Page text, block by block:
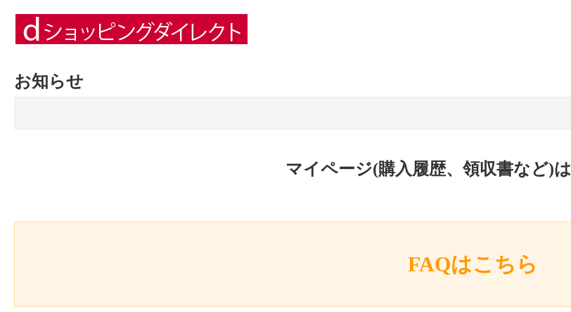
お知らせ
マイページ(購入履歴、領収書など)は
FAQはこちら